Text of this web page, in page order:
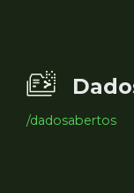
/dadosabertos